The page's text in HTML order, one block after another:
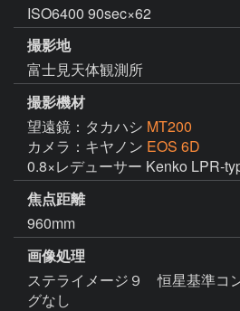
ISO6400 90sec×62
撮影地
富士見天体観測所
撮影機材
望遠鏡：タカハシ MT200
カメラ：キヤノン EOS 6D
0.8×レデューサー Kenko LPR-
焦点距離
960mm
画像処理
ステライメージ９　恒星基準コ
グなし